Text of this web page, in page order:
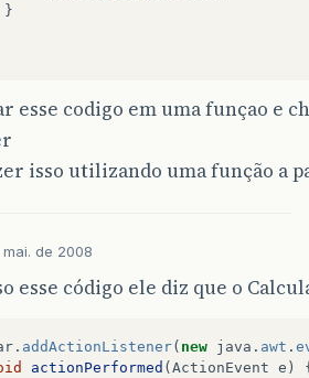
}
esse codigo em uma funçao e
isso utilizando uma função a
de 2008
esse código ele diz que o
. addActionListener( new java . awt .
actionPerformed ( ActionEvent e )